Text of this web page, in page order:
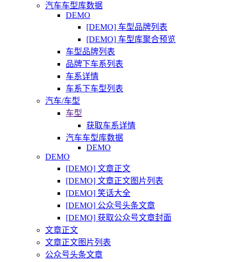
汽车车型库数据
DEMO
[DEMO] 车型品牌列表
[DEMO] 车型库聚合预览
车型品牌列表
品牌下车系列表
车系详情
车系下车型列表
汽车/车型
车型
获取车系详情
汽车车型库数据
DEMO
DEMO
[DEMO] 文章正文
[DEMO] 文章正文图片列表
[DEMO] 笑话大全
[DEMO] 公众号头条文章
[DEMO] 获取公众号文章封面
文章正文
文章正文图片列表
公众号头条文章